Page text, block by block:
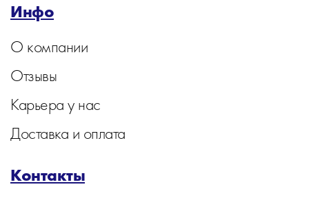
Инфо
О компании
Отзывы
Карьера у нас
Доставка и оплата
Контакты